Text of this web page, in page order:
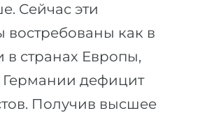
Сейчас эти
востребованы как в
в странах Европы,
дефицит
Получив высшее